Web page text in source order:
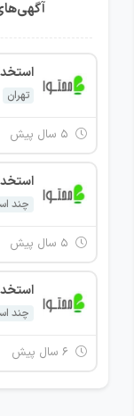
تهران
چند
چند